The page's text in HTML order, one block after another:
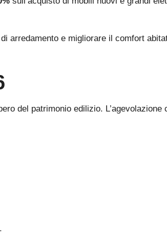
arredamento e migliorare il comfort
del patrimonio edilizio.